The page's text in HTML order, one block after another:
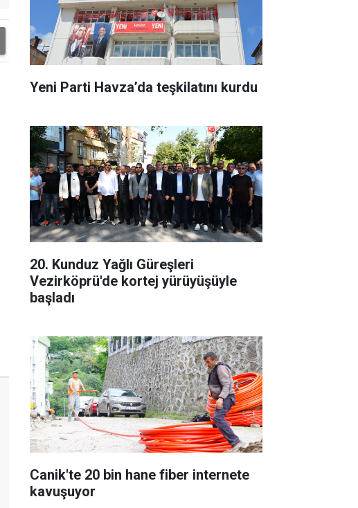
Yeni Parti Havza’da teşkilatını kurdu
20. Kunduz Yağlı Güreşleri
Vezirköprü'de kortej yürüyüşüyle
başladı
Canik'te 20 bin hane fiber internete
kavuşuyor